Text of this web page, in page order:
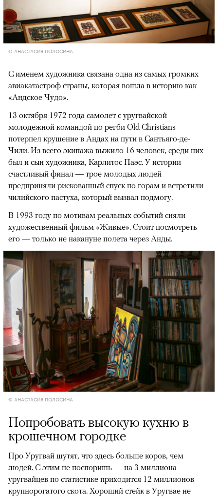
© АНАСТАСИЯ ПОЛОСИНА
С именем художника связана одна из самых громких
авиакатастроф страны, которая вошла в историю как
«Андское Чудо».
13 октября 1972 года самолет с уругвайской
молодежной командой по регби Old Christians
потерпел крушение в Андах на пути в Сантьяго-де-
Чили. Из всего экипажа выжило 16 человек, среди них
был и сын художника, Карлитос Паэс. У истории
счастливый финал — трое молодых людей
предприняли рискованный спуск по горам и встретили
чилийского пастуха, который вызвал подмогу.
В 1993 году по мотивам реальных событий сняли
художественный фильм «Живые». Стоит посмотреть
его — только не накануне полета через Анды.
© АНАСТАСИЯ ПОЛОСИНА
Попробовать высокую кухню в
крошечном городке
Про Уругвай шутят, что здесь больше коров, чем
людей. С этим не поспоришь — на 3 миллиона
уругвайцев по статистике приходится 12 миллионов
крупнорогатого скота. Хороший стейк в Уругвае не